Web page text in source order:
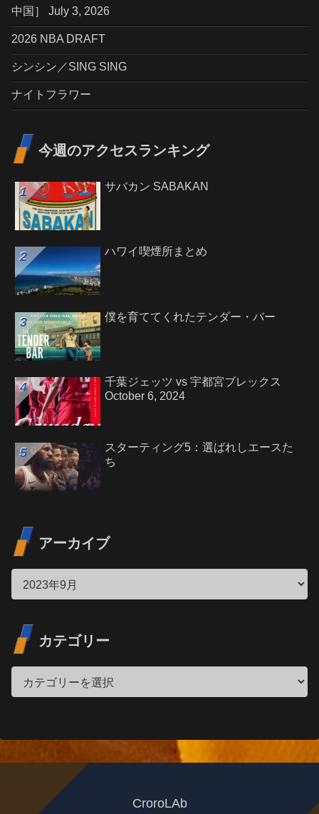
中国］ July 3, 2026
2026 NBA DRAFT
シンシン／SING SING
ナイトフラワー
今週のアクセスランキング
サバカン SABAKAN
ハワイ喫煙所まとめ
僕を育ててくれたテンダー・バー
千葉ジェッツ vs 宇都宮ブレックス
October 6, 2024
スターティング5：選ばれしエースた
ち
アーカイブ
カテゴリー
CroroLAb